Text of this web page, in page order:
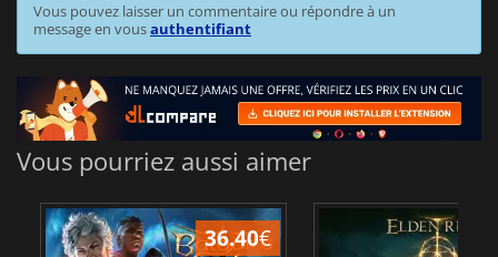
Vous pouvez laisser un commentaire ou répondre à un
message en vousauthentifiant
Vous pourriez aussi aimer
36.40€